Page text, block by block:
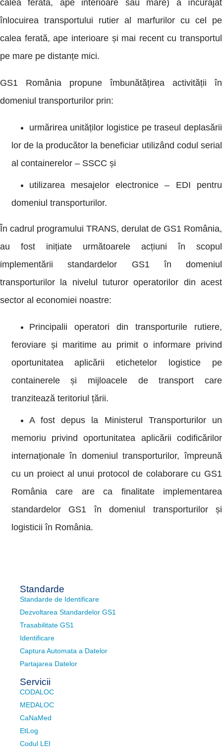
calea ferată, ape interioare sau mare) a încurajat
înlocuirea transportului rutier al marfurilor cu cel pe
calea ferată, ape interioare și mai recent cu transportul
pe mare pe distanțe mici.
GS1 România propune îmbunătățirea activității în
domeniul transporturilor prin:
urmărirea unităților logistice pe traseul deplasării
lor de la producător la beneficiar utilizând codul serial
al containerelor – SSCC și
utilizarea mesajelor electronice – EDI pentru
domeniul transporturilor.
În cadrul programului TRANS, derulat de GS1 România,
au fost inițiate următoarele acțiuni în scopul
implementării standardelor GS1 în domeniul
transporturilor la nivelul tuturor operatorilor din acest
sector al economiei noastre:
Principalii operatori din transporturile rutiere,
feroviare și maritime au primit o informare privind
oportunitatea aplicării etichetelor logistice pe
containerele și mijloacele de transport care
tranzitează teritoriul țării.
A fost depus la Ministerul Transporturilor un
memoriu privind oportunitatea aplicării codificărilor
internaționale în domeniul transporturilor, împreună
cu un proiect al unui protocol de colaborare cu GS1
România care are ca finalitate implementarea
standardelor GS1 în domeniul transporturilor și
logisticii în România.
Standarde
Standarde de Identificare
Dezvoltarea Standardelor GS1
Trasabilitate GS1
Identificare
Captura Automata a Datelor
Partajarea Datelor
Servicii
CODALOC
MEDALOC
CaNaMed
EtLog
Codul LEI